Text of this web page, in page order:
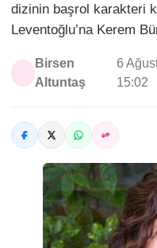
dizinin başrol karakteri
Leventoğlu’na Kerem
Birsen
Altuntaş
6
15:02